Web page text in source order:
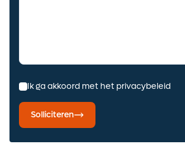
Ik ga akkoord met het privacybeleid
Solliciteren